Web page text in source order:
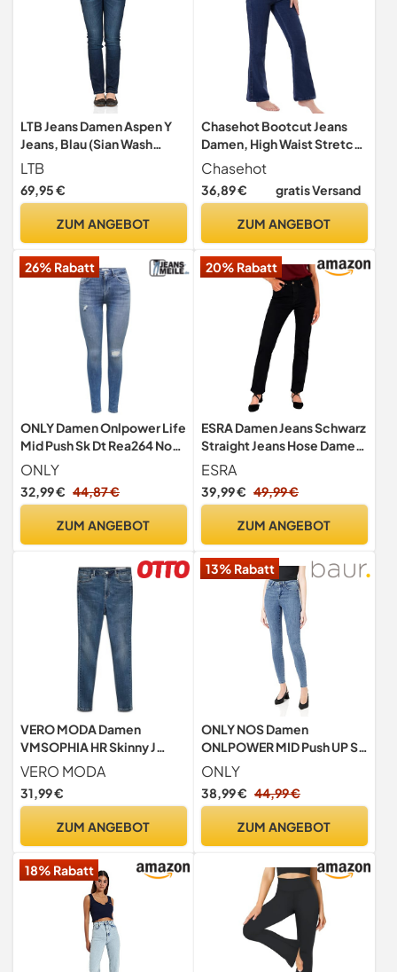
LTB Jeans Damen Aspen Y
Jeans, Blau (Sian Wash
51597), 30W / 30L
LTB
69,95 €
ZUM ANGEBOT
Chasehot Bootcut Jeans
Damen, High Waist Stretch
Jeggings Damen mit 4
Taschen Jeanshose zum
Anziehen Schlaghose
Chasehot
36,89 € gratis Versand
ZUM ANGEBOT
26% Rabatt
ONLY Damen Onlpower Life
Mid Push Sk Dt Rea264 Noos
Jeans, Medium Blue Denim,
M / 30L EU
ONLY
32,99 € 44,87 €
ZUM ANGEBOT
20% Rabatt
ESRA Damen Jeans Schwarz
Straight Jeans Hose Damen
G200
ESRA
39,99 € 49,99 €
ZUM ANGEBOT
VERO MODA Damen
VMSOPHIA HR Skinny J
GU3112 GA NOOS Jeans,
Medium Blue Denim, XL/34
VERO MODA
31,99 €
ZUM ANGEBOT
13% Rabatt
ONLY NOS Damen
ONLPOWER MID Push UP SK
REA2981K NOOS Skinny
Jeans, per Pack Blau (Light
Blue Denim Light Blue
(Herstellergröße: L)
ONLY
38,99 € 44,99 €
ZUM ANGEBOT
18% Rabatt